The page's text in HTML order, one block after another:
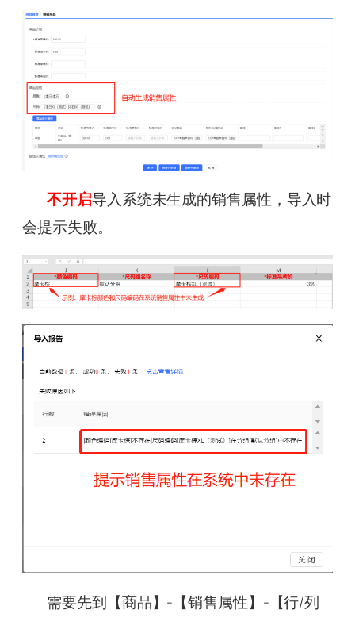
不开启导入系统未生成的销售属性，导入时
会提示失败。
需要先到【商品】-【销售属性】-【行/列